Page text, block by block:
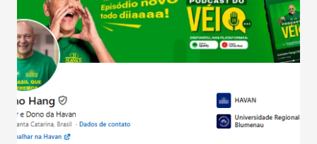
país tem a menor taxa de desemprego dos anos recentes.
Ainda segundo a Pesquisa, em novembro de 2025, 40% dos
bares e restaurantes operaram com lucro e outros 40%
registraram equilíbrio financeiro. Já o percentual de
estabelecimentos no prejuízo ficou em 19%, pouco abaixo
do observado no mês anterior. Outros 1% não existiam em
novembro. Em relação a outubro, o faturamento também